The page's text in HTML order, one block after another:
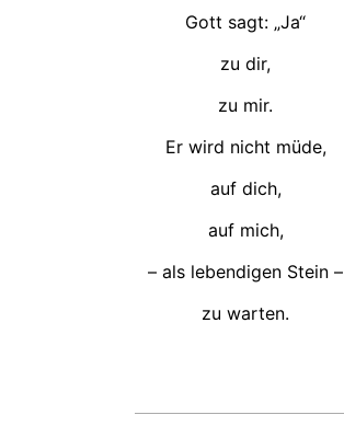
Gott sagt: „Ja“
zu dir,
zu mir.
Er wird nicht müde,
auf dich,
auf mich,
– als lebendigen Stein –
zu warten.